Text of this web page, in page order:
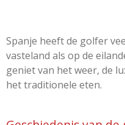
Spanje heeft de golfer
vasteland als op de
geniet van het weer, de
het traditionele eten.